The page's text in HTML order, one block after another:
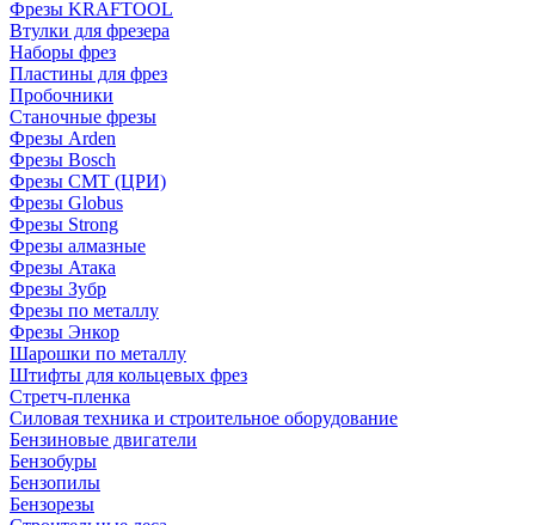
Фрезы KRAFTOOL
Втулки для фрезера
Наборы фрез
Пластины для фрез
Пробочники
Станочные фрезы
Фрезы Arden
Фрезы Bosch
Фрезы CMT (ЦРИ)
Фрезы Globus
Фрезы Strong
Фрезы алмазные
Фрезы Атака
Фрезы Зубр
Фрезы по металлу
Фрезы Энкор
Шарошки по металлу
Штифты для кольцевых фрез
Стретч-пленка
Силовая техника и строительное оборудование
Бензиновые двигатели
Бензобуры
Бензопилы
Бензорезы